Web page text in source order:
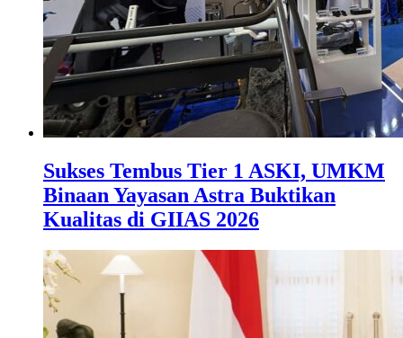
Sukses Tembus Tier 1 ASKI, UMKM
Binaan Yayasan Astra Buktikan
Kualitas di GIIAS 2026